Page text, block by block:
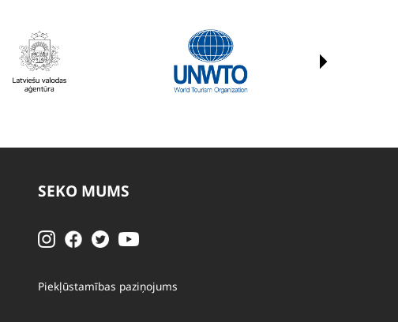
SEKO MUMS
Piekļūstamības paziņojums